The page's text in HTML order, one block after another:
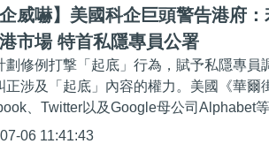
企威嚇】美國科企巨頭警告港府
市場 特首私隱專員公署
劃修例打撃「起底」行為，賦予私隱專員
正涉及「起底」內容的權力。美國《華爾
、Twitter以及Google母公司Alphabet
06 11:41:43